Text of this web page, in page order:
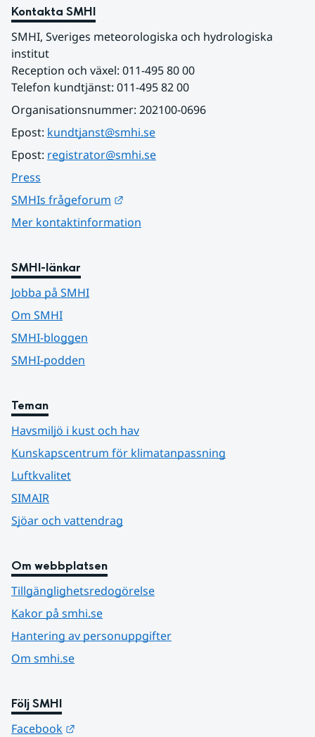
Kontakta SMHI
SMHI, Sveriges meteorologiska och hydrologiska
institut
Reception och växel: 011-495 80 00
Telefon kundtjänst: 011-495 82 00
Organisationsnummer: 202100-0696
Epost: kundtjanst@smhi.se
Epost: registrator@smhi.se
Press
SMHIs frågeforum
Mer kontaktinformation
SMHI-länkar
Jobba på SMHI
Om SMHI
SMHI-bloggen
SMHI-podden
Teman
Havsmiljö i kust och hav
Kunskapscentrum för klimatanpassning
Luftkvalitet
SIMAIR
Sjöar och vattendrag
Om webbplatsen
Tillgänglighetsredogörelse
Kakor på smhi.se
Hantering av personuppgifter
Om smhi.se
Följ SMHI
Facebook